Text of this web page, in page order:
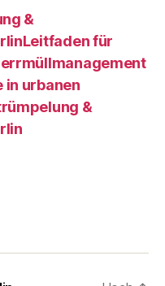
&
für
in urbanen
&